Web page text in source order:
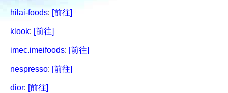
hilai-foods: [前往]
klook: [前往]
imec.imeifoods: [前往]
nespresso: [前往]
dior: [前往]